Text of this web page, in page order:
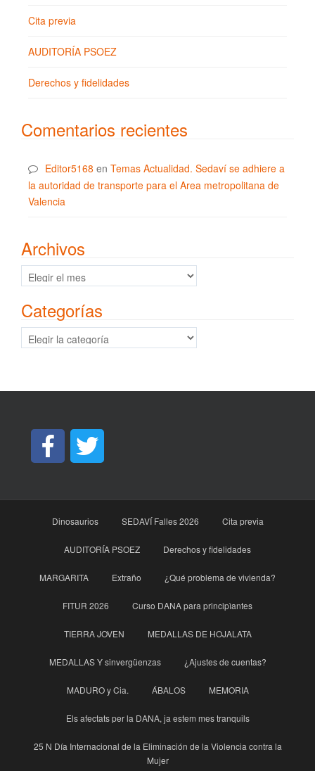
Cita previa
AUDITORÍA PSOEZ
Derechos y fidelidades
Comentarios recientes
Editor5168 en Temas Actualidad. Sedaví se adhiere a
la autoridad de transporte para el Area metropolitana de
Valencia
Archivos
Archivos
Categorías
Categorías
Dinosaurios SEDAVÍ Falles 2026 Cita previa
AUDITORÍA PSOEZ Derechos y fidelidades
MARGARITA Extraño ¿Qué problema de vivienda?
FITUR 2026 Curso DANA para principìantes
TIERRA JOVEN MEDALLAS DE HOJALATA
MEDALLAS Y sinvergüenzas ¿Ajustes de cuentas?
MADURO y Cia. ÁBALOS MEMORIA
Els afectats per la DANA, ja estem mes tranquils
25 N Día Internacional de la Eliminación de la Violencia contra la
Mujer